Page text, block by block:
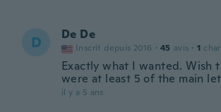
D De De
Inscrit depuis 2016 · 45 avis · 1
Exactly what I wanted. Wish
were at least 5 of the main
il y a 5 ans